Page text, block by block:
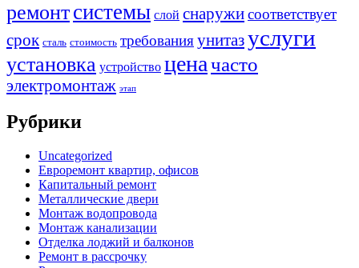
ремонтсистемы слой снаружисоответствует
срок сталь стоимость требованияунитазуслуги
установка устройство ценачасто
электромонтаж этап
Рубрики
Uncategorized
Евроремонт квартир, офисов
Капитальный ремонт
Металлические двери
Монтаж водопровода
Монтаж канализации
Отделка лоджий и балконов
Ремонт в рассрочку